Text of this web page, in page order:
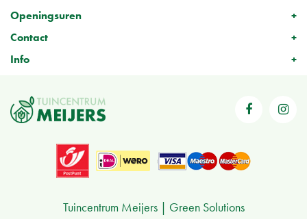
Openingsuren
Contact
Info
Tuincentrum Meijers Green Solutions